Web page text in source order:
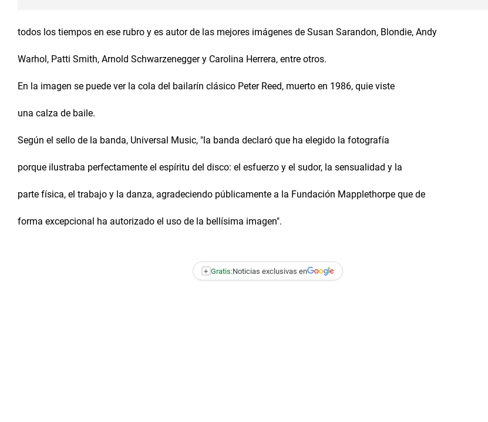
todos los tiempos en ese rubro y es autor de las mejores imágenes de Susan Sarandon, Blondie, Andy
Warhol, Patti Smith, Arnold Schwarzenegger y Carolina Herrera, entre otros.
En la imagen se puede ver la cola del bailarín clásico Peter Reed, muerto en 1986, quie viste
una calza de baile.
Según el sello de la banda, Universal Music, "la banda declaró que ha elegido la fotografía
porque ilustraba perfectamente el espíritu del disco: el esfuerzo y el sudor, la sensualidad y la
parte física, el trabajo y la danza, agradeciendo públicamente a la Fundación Mapplethorpe que de
forma excepcional ha autorizado el uso de la bellísima imagen".
+ Gratis:Noticias exclusivas en